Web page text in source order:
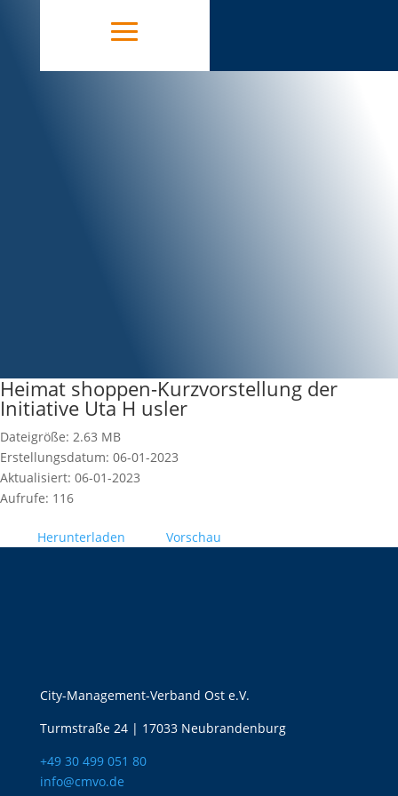
Heimat shoppen-Kurzvorstellung der
Initiative Uta H usler
Dateigröße: 2.63 MB
Erstellungsdatum: 06-01-2023
Aktualisiert: 06-01-2023
Aufrufe: 116
Herunterladen Vorschau
City-Management-Verband Ost e.V.
Turmstraße 24 | 17033 Neubrandenburg
+49 30 499 051 80
info@cmvo.de